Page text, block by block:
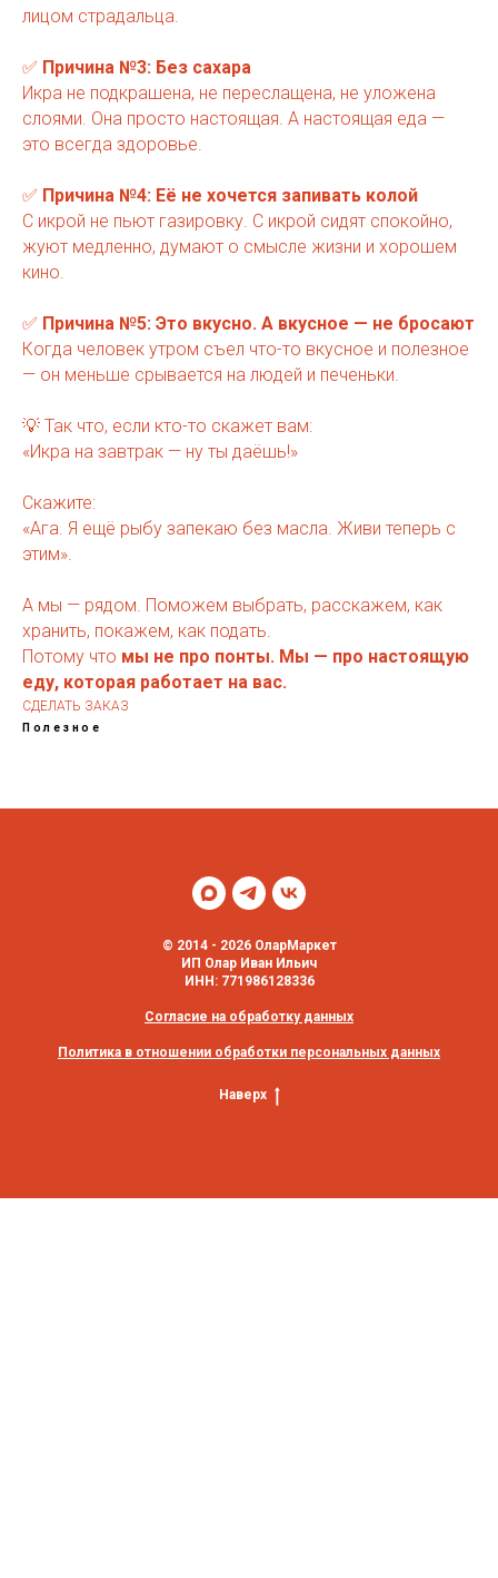
лицом страдальца.
✅ Причина №3: Без сахара
Икра не подкрашена, не переслащена, не уложена
слоями. Она просто настоящая. А настоящая еда —
это всегда здоровье.
✅ Причина №4: Её не хочется запивать колой
С икрой не пьют газировку. С икрой сидят спокойно,
жуют медленно, думают о смысле жизни и хорошем
кино.
✅ Причина №5: Это вкусно. А вкусное — не бросают
Когда человек утром съел что-то вкусное и полезное
— он меньше срывается на людей и печеньки.
💡 Так что, если кто-то скажет вам:
«Икра на завтрак — ну ты даёшь!»
Скажите:
«Ага. Я ещё рыбу запекаю без масла. Живи теперь с
этим».
А мы — рядом. Поможем выбрать, расскажем, как
хранить, покажем, как подать.
Потому что мы не про понты. Мы — про настоящую
еду, которая работает на вас.
СДЕЛАТЬ ЗАКАЗ
Полезное
© 2014 - 2026 ОларМаркет
ИП Олар Иван Ильич
ИНН: 771986128336
Согласие на обработку данных
Политика в отношении обработки персональных данных
Наверх